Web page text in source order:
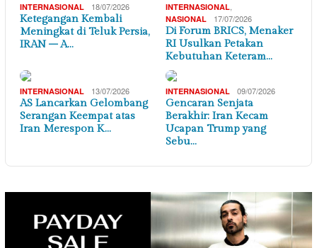
INTERNASIONAL 18/07/2026
Ketegangan Kembali
Meningkat di Teluk Persia,
IRAN – A…
INTERNASIONAL,
NASIONAL 17/07/2026
Di Forum BRICS, Menaker
RI Usulkan Petakan
Kebutuhan Keteram…
INTERNASIONAL 13/07/2026
AS Lancarkan Gelombang
Serangan Keempat atas
Iran Merespon K…
INTERNASIONAL 09/07/2026
Gencaran Senjata
Berakhir: Iran Kecam
Ucapan Trump yang
Sebu…